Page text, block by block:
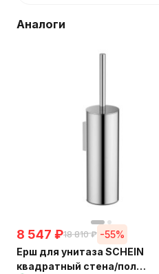
Аналоги
8 547 ₽18 810 ₽ -55%
Ерш для унитаза SCHEIN
квадратный стена/пол